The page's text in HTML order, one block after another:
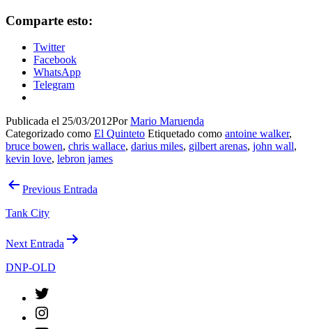
Comparte esto:
Twitter
Facebook
WhatsApp
Telegram
Publicada el 25/03/2012PorMario Maruenda
Categorizado como El Quinteto Etiquetado como antoine walker,
bruce bowen, chris wallace, darius miles, gilbert arenas, john wall,
kevin love, lebron james
Navegación
entradas
Previous Entrada
Tank City
Next Entrada
DNP-OLD